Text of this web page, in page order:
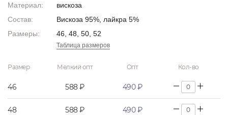
Материал:
вискоза
Состав:
Вискоза 95%, лайкра 5%
Размеры:
46, 48, 50, 52
Таблица размеров
Размер Мелкий опт Опт Кол-во
46 588 ₽ 490 ₽
48 588 ₽ 490 ₽